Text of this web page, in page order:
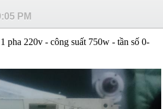
PM
pha 220v - công suất 750w - tần số 0-